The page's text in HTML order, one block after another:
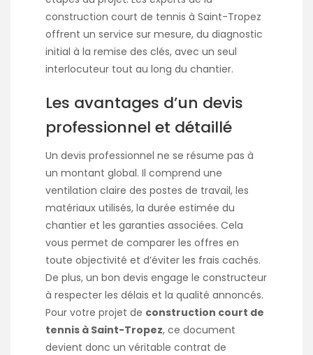
construction court de tennis à Saint-Tropez
offrent un service sur mesure, du diagnostic
initial à la remise des clés, avec un seul
interlocuteur tout au long du chantier.
Les avantages d’un devis
professionnel et détaillé
Un devis professionnel ne se résume pas à
un montant global. Il comprend une
ventilation claire des postes de travail, les
matériaux utilisés, la durée estimée du
chantier et les garanties associées. Cela
vous permet de comparer les offres en
toute objectivité et d’éviter les frais cachés.
De plus, un bon devis engage le constructeur
à respecter les délais et la qualité annoncés.
Pour votre projet de construction court de
tennis à Saint-Tropez, ce document
devient donc un véritable contrat de